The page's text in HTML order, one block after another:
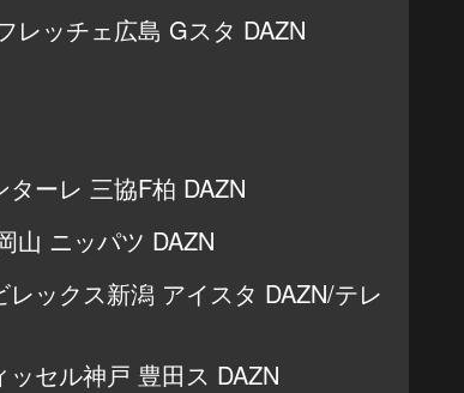
レッチェ広島 Gスタ DAZN
ーレ 三協F柏 DAZN
山 ニッパツ DAZN
ックス新潟 アイスタ DAZN/テレ
セル神戸 豊田ス DAZN